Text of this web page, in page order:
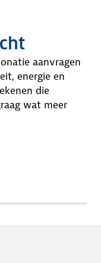
aanvragen
energie en
die
wat meer